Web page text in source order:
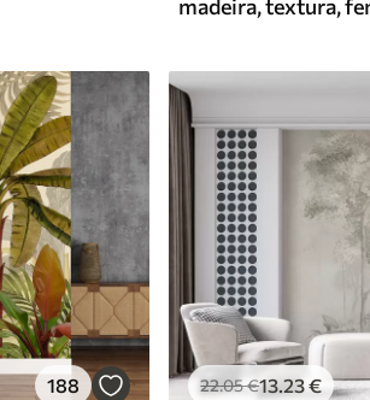
188 22.05€13.23€